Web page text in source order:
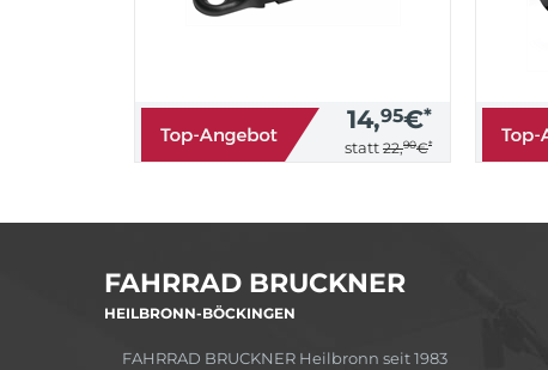
14,95€*
statt 22,90€*
FAHRRAD BRUCKNER
HEILBRONN-BÖCKINGEN
FAHRRAD BRUCKNER Heilbronn seit 1983